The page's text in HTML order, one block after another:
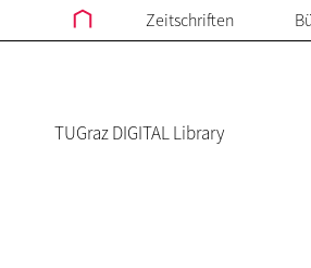
Zeitschriften
TUGraz DIGITAL Library